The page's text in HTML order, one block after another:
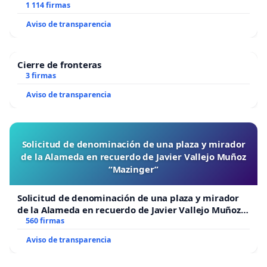
1 114 firmas
Aviso de transparencia
Cierre de fronteras
3 firmas
Aviso de transparencia
Solicitud de denominación de una plaza y mirador
de la Alameda en recuerdo de Javier Vallejo Muñoz
“Mazinger”
Solicitud de denominación de una plaza y mirador
de la Alameda en recuerdo de Javier Vallejo Muñoz
“Mazinger”
560 firmas
Aviso de transparencia